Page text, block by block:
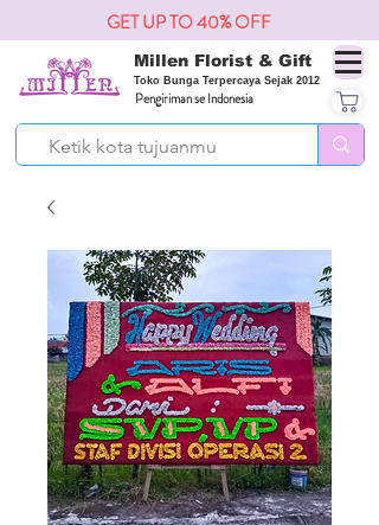
Millen Florist & Gift
Toko Bunga Terpercaya Sejak 2012
Pengiriman se Indonesia
GET UP TO 40% OFF